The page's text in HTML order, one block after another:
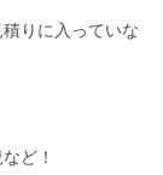
りに入っていな
ど！